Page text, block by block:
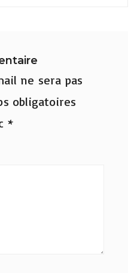
ne sera pas
obligatoires
*